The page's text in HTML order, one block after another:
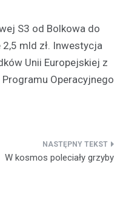
S3 od Bolkowa do
mld zł. Inwestycja
Unii Europejskiej z
Operacyjnego
W kosmos poleciały grzyby